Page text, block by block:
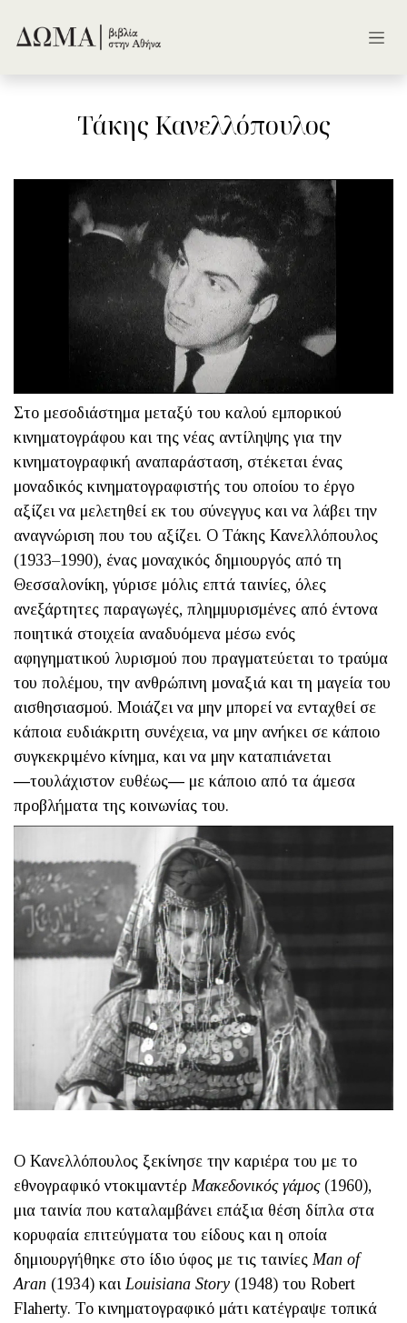
Τάκης Κανελλόπουλος
Στο μεσοδιάστημα μεταξύ του καλού εμπορικού
κινηματογράφου και της νέας αντίληψης για την
κινηματογραφική αναπαράσταση, στέκεται ένας
μοναδικός κινηματογραφιστής του οποίου το έργο
αξίζει να μελετηθεί εκ του σύνεγγυς και να λάβει την
αναγνώριση που του αξίζει. Ο Τάκης Κανελλόπουλος
(1933–1990), ένας μοναχικός δημιουργός από τη
Θεσσαλονίκη, γύρισε μόλις επτά ταινίες, όλες
ανεξάρτητες παραγωγές, πλημμυρισμένες από έντονα
ποιη­τικά στοιχεία αναδυόμενα μέσω ενός
αφηγηματικού λυρισμού που πραγματεύεται το τραύμα
του πολέμου, την ανθρώπινη μοναξιά και τη μαγεία του
αισθησιασμού. Μοιάζει να μην μπορεί να ενταχθεί σε
κάποια ευδιάκριτη συνέχεια, να μην ανήκει σε κάποιο
συγκεκριμένο κίνημα, και να μην καταπιάνεται
―τουλάχιστον ευθέως― με κάποιο από τα άμεσα
προβλήματα της κοινωνίας του.
Ο Κανελλόπουλος ξεκίνησε την καριέρα του με το
εθνογραφικό ντοκιμαντέρ Μακεδονικός γάμος(1960),
μια ταινία που καταλαμβάνει επάξια θέση δίπλα στα
κορυφαία επιτεύγματα του είδους και η οποία
δημιουργήθηκε στο ίδιο ύφος με τις ταινίες Man of
Aran (1934) και Louisiana Story (1948) του Robert
Flaherty. Το κινηματογραφικό μάτι κατέγραψε τοπικά